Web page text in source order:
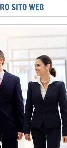
SITO WEB